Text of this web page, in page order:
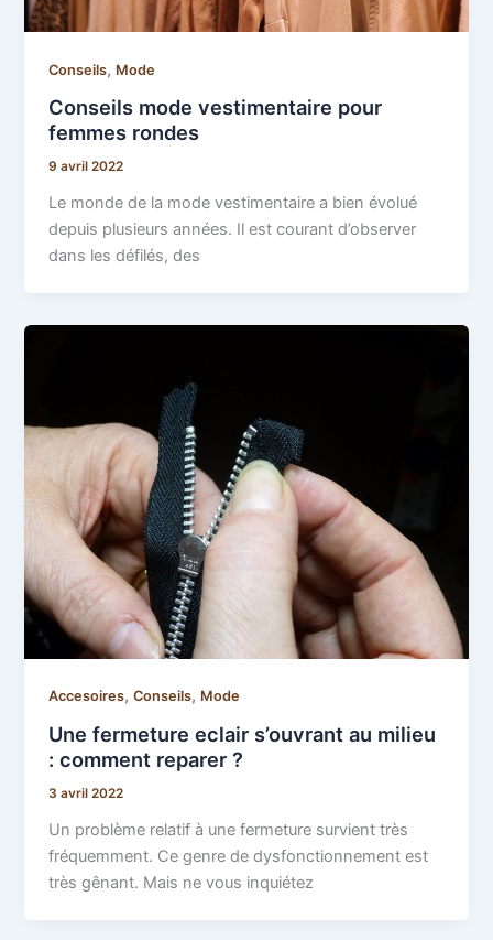
Conseils, Mode
Conseils mode vestimentaire pour
femmes rondes
9 avril 2022
Le monde de la mode vestimentaire a bien évolué
depuis plusieurs années. Il est courant d’observer
dans les défilés, des
Accesoires,Conseils, Mode
Une fermeture eclair s’ouvrant au milieu
: comment reparer ?
3 avril 2022
Un problème relatif à une fermeture survient très
fréquemment. Ce genre de dysfonctionnement est
très gênant. Mais ne vous inquiétez